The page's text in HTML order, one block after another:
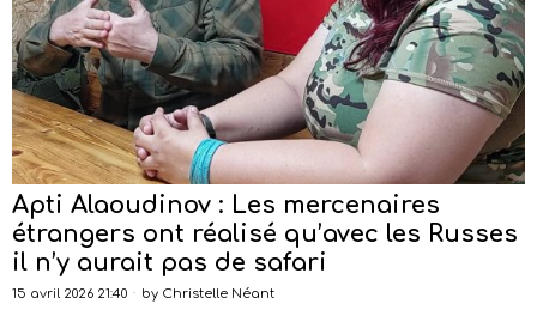
Apti Alaoudinov : Les mercenaires
étrangers ont réalisé qu’avec les Russes
il n’y aurait pas de safari
15 avril 2026 21:40 by Christelle Néant